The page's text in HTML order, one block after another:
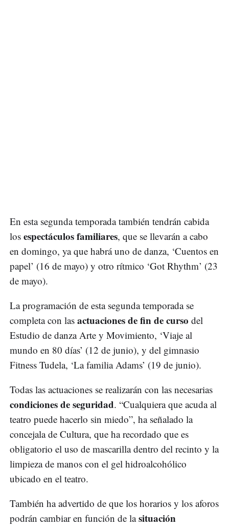
En esta segunda temporada también tendrán cabida
los espectáculos familiares, que se llevarán a cabo
en domingo, ya que habrá uno de danza, ‘Cuentos en
papel’ (16 de mayo) y otro rítmico ‘Got Rhythm’ (23
de mayo).
La programación de esta segunda temporada se
completa con las actuaciones de fin de curso del
Estudio de danza Arte y Movimiento, ‘Viaje al
mundo en 80 días’ (12 de junio), y del gimnasio
Fitness Tudela, ‘La familia Adams’ (19 de junio).
Todas las actuaciones se realizarán con las necesarias
condiciones de seguridad. “Cualquiera que acuda al
teatro puede hacerlo sin miedo”, ha señalado la
concejala de Cultura, que ha recordado que es
obligatorio el uso de mascarilla dentro del recinto y la
limpieza de manos con el gel hidroalcohólico
ubicado en el teatro.
También ha advertido de que los horarios y los aforos
podrán cambiar en función de lasituación